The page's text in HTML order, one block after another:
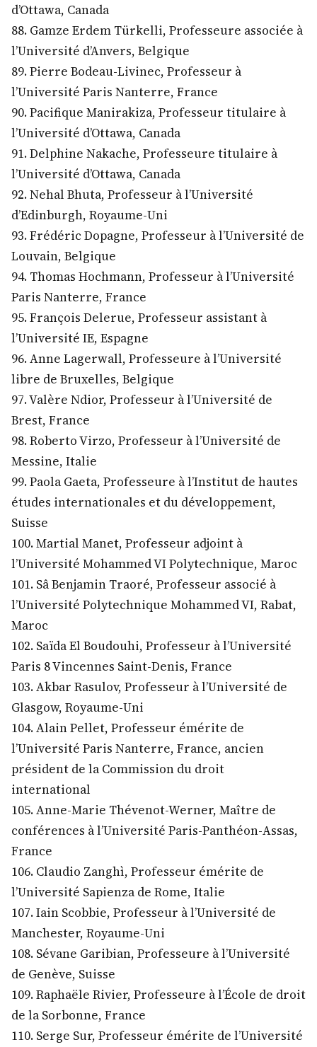
d’Ottawa, Canada
88. Gamze Erdem Türkelli, Professeure associée à
l’Université d’Anvers, Belgique
89. Pierre Bodeau-Livinec, Professeur à
l’Université Paris Nanterre, France
90. Pacifique Manirakiza, Professeur titulaire à
l’Université d’Ottawa, Canada
91. Delphine Nakache, Professeure titulaire à
l’Université d’Ottawa, Canada
92. Nehal Bhuta, Professeur à l’Université
d’Edinburgh, Royaume-Uni
93. Frédéric Dopagne, Professeur à l’Université de
Louvain, Belgique
94. Thomas Hochmann, Professeur à l’Université
Paris Nanterre, France
95. François Delerue, Professeur assistant à
l’Université IE, Espagne
96. Anne Lagerwall, Professeure à l’Université
libre de Bruxelles, Belgique
97. Valère Ndior, Professeur à l’Université de
Brest, France
98. Roberto Virzo, Professeur à l’Université de
Messine, Italie
99. Paola Gaeta, Professeure à l’Institut de hautes
études internationales et du développement,
Suisse
100. Martial Manet, Professeur adjoint à
l’Université Mohammed VI Polytechnique, Maroc
101. Sâ Benjamin Traoré, Professeur associé à
l’Université Polytechnique Mohammed VI, Rabat,
Maroc
102. Saïda El Boudouhi, Professeur à l’Université
Paris 8 Vincennes Saint-Denis, France
103. Akbar Rasulov, Professeur à l’Université de
Glasgow, Royaume-Uni
104. Alain Pellet, Professeur émérite de
l’Université Paris Nanterre, France, ancien
président de la Commission du droit
international
105. Anne-Marie Thévenot-Werner, Maître de
conférences à l’Université Paris-Panthéon-Assas,
France
106. Claudio Zanghì, Professeur émérite de
l’Université Sapienza de Rome, Italie
107. Iain Scobbie, Professeur à l’Université de
Manchester, Royaume-Uni
108. Sévane Garibian, Professeure à l’Université
de Genève, Suisse
109. Raphaële Rivier, Professeure à l’École de droit
de la Sorbonne, France
110. Serge Sur, Professeur émérite de l’Université